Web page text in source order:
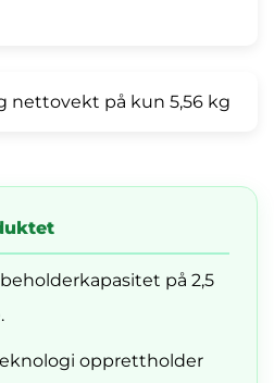
nettovekt på kun 5,56 kg
på 2,5
opprettholder